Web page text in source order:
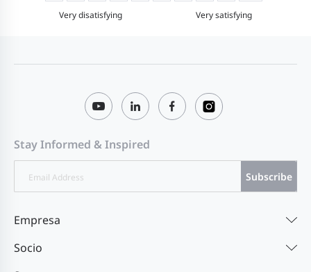
Very disatisfying Very satisfying
Stay Informed & Inspired
Subscribe
Empresa
Socio